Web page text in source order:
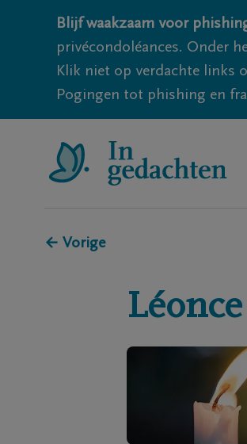
Blijf waakzaam voor
privécondoléances. Onder
Klik niet op verdachte links
Pogingen tot phishing en
← Vorige
Léonce